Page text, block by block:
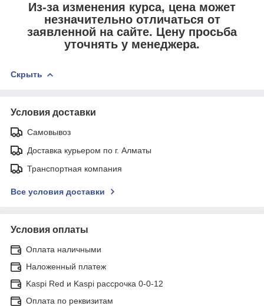
Из-за изменения курса, цена может
незначительно отличаться от
заявленной на сайте. Цену просьба
уточнять у менеджера.
Скрыть
Условия доставки
Самовывоз
Доставка курьером по г. Алматы
Транспортная компания
Все условия доставки
Условия оплаты
Оплата наличными
Наложенный платеж
Kaspi Red и Kaspi рассрочка 0-0-12
Оплата по реквизитам